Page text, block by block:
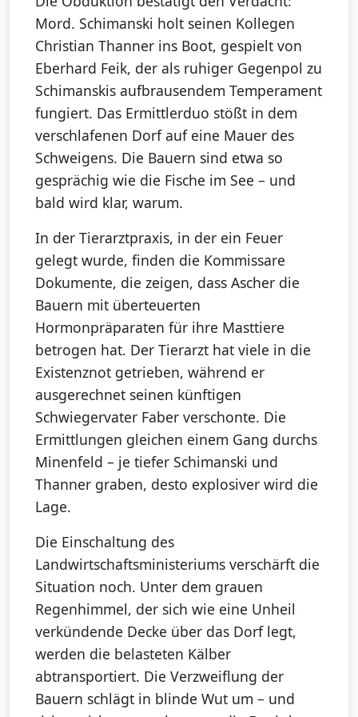
Mord. Schimanski holt seinen Kollegen
Christian Thanner ins Boot, gespielt von
Eberhard Feik, der als ruhiger Gegenpol zu
Schimanskis aufbrausendem Temperament
fungiert. Das Ermittlerduo stößt in dem
verschlafenen Dorf auf eine Mauer des
Schweigens. Die Bauern sind etwa so
gesprächig wie die Fische im See – und
bald wird klar, warum.
In der Tierarztpraxis, in der ein Feuer
gelegt wurde, finden die Kommissare
Dokumente, die zeigen, dass Ascher die
Bauern mit überteuerten
Hormonpräparaten für ihre Masttiere
betrogen hat. Der Tierarzt hat viele in die
Existenznot getrieben, während er
ausgerechnet seinen künftigen
Schwiegervater Faber verschonte. Die
Ermittlungen gleichen einem Gang durchs
Minenfeld – je tiefer Schimanski und
Thanner graben, desto explosiver wird die
Lage.
Die Einschaltung des
Landwirtschaftsministeriums verschärft die
Situation noch. Unter dem grauen
Regenhimmel, der sich wie eine Unheil
verkündende Decke über das Dorf legt,
werden die belasteten Kälber
abtransportiert. Die Verzweiflung der
Bauern schlägt in blinde Wut um – und